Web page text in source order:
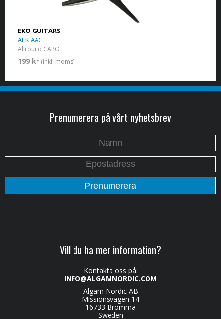
EKO GUITARS
AEK AAC
Allround CAPO
199 kr (inkl. moms)
Prenumerera på vårt nyhetsbrev
Vill du ha mer information?
Kontakta oss på:
INFO@ALGAMNORDIC.COM
Algam Nordic AB
Missionsvägen 14
16733 Bromma
Sweden